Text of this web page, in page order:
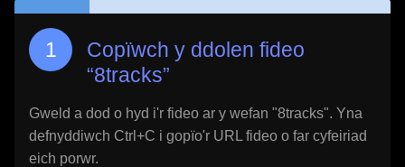
Copïwch y ddolen fideo
“8tracks”
Gweld a dod o hyd i'r fideo ar y wefan "8tracks". Yna
defnyddiwch Ctrl+C i gopïo'r URL fideo o far cyfeiriad
eich porwr.